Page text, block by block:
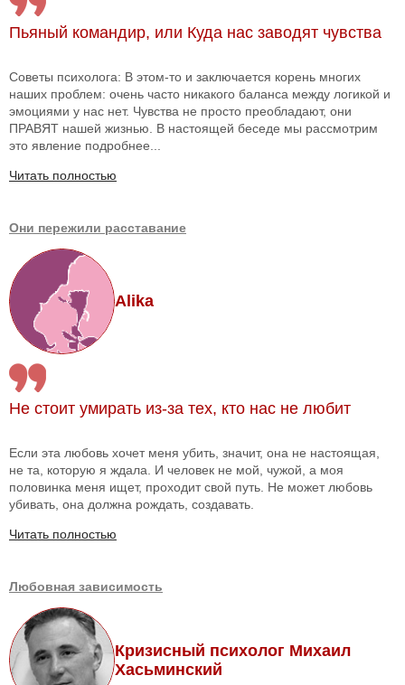
Пьяный командир, или Куда нас заводят чувства
Советы психолога: В этом-то и заключается корень многих
наших проблем: очень часто никакого баланса между логикой и
эмоциями у нас нет. Чувства не просто преобладают, они
ПРАВЯТ нашей жизнью. В настоящей беседе мы рассмотрим
это явление подробнее...
Читать полностью
Они пережили расставание
Alika
Не стоит умирать из-за тех, кто нас не любит
Если эта любовь хочет меня убить, значит, она не настоящая,
не та, которую я ждала. И человек не мой, чужой, а моя
половинка меня ищет, проходит свой путь. Не может любовь
убивать, она должна рождать, создавать.
Читать полностью
Любовная зависимость
Кризисный психолог Михаил
Хасьминский